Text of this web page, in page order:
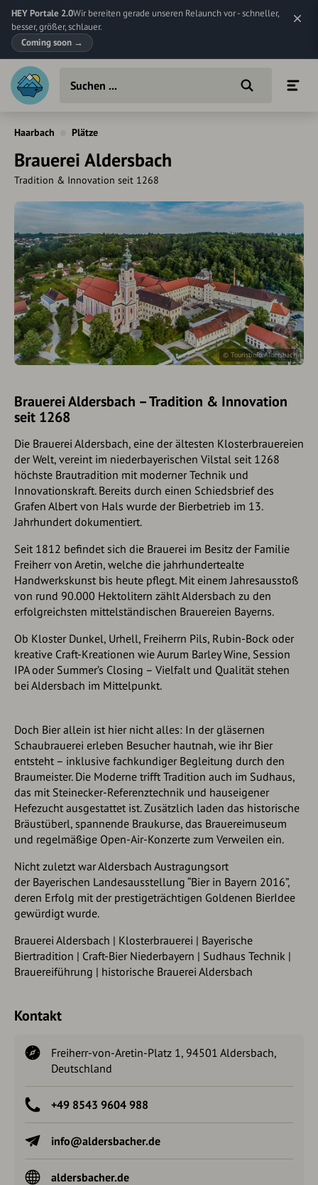
HEY Portale 2.0Wir bereiten gerade unseren Relaunch vor - schneller,
besser, größer, schlauer.
Coming soon →
Haarbach Plätze
Brauerei Aldersbach
Tradition & Innovation seit 1268
© Touristinfo Aldersbach
Brauerei Aldersbach – Tradition & Innovation
seit 1268
Die Brauerei Aldersbach, eine der ältesten Klosterbrauereien
der Welt, vereint im niederbayerischen Vilstal seit 1268
höchste Brautradition mit moderner Technik und
Innovationskraft. Bereits durch einen Schiedsbrief des
Grafen Albert von Hals wurde der Bierbetrieb im 13.
Jahrhundert dokumentiert.
Seit 1812 befindet sich die Brauerei im Besitz der Familie
Freiherr von Aretin, welche die jahrhundertealte
Handwerkskunst bis heute pflegt. Mit einem Jahresausstoß
von rund 90.000 Hektolitern zählt Aldersbach zu den
erfolgreichsten mittelständischen Brauereien Bayerns.
Ob Kloster Dunkel, Urhell, Freiherrn Pils, Rubin-Bock oder
kreative Craft-Kreationen wieAurum Barley Wine, Session
IPAoder Summer’s Closing – Vielfalt und Qualität stehen
bei Aldersbach im Mittelpunkt.
Doch Bier allein ist hier nicht alles: In der gläsernen
Schaubrauerei erleben Besucher hautnah, wie ihr Bier
entsteht – inklusive fachkundiger Begleitung durch den
Braumeister. Die Moderne trifft Tradition auch im Sudhaus,
das mit Steinecker-Referenztechnik und hauseigener
Hefezucht ausgestattet ist. Zusätzlich laden das historische
Bräustüberl, spannende Braukurse, das Brauereimuseum
und regelmäßige Open-Air-Konzerte zum Verweilen ein.
Nicht zuletzt war Aldersbach Austragungsort
der Bayerischen Landesausstellung “Bier in Bayern 2016”,
deren Erfolg mit der prestigeträchtigen Goldenen BierIdee
gewürdigt wurde.
Brauerei Aldersbach | Klosterbrauerei | Bayerische
Biertradition | Craft-Bier Niederbayern | Sudhaus Technik |
Brauereiführung | historische Brauerei Aldersbach
Kontakt
Freiherr-von-Aretin-Platz 1, 94501 Aldersbach,
Deutschland
+49 8543 9604 988
info@aldersbacher.de
aldersbacher.de